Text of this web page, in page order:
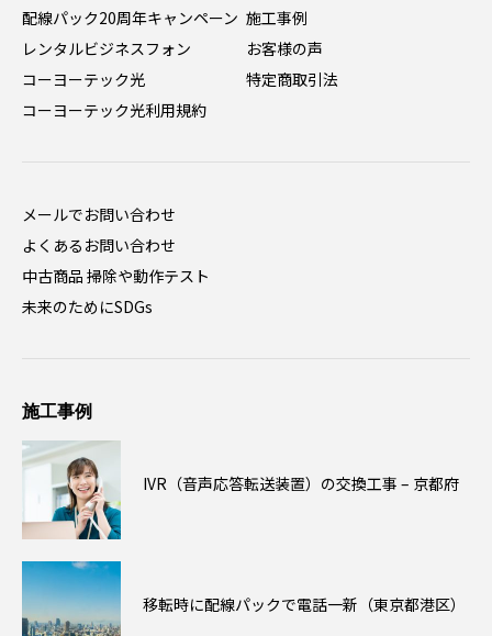
配線パック20周年キャンペーン
レンタルビジネスフォン
コーヨーテック光
コーヨーテック光利用規約
施工事例
お客様の声
特定商取引法
メールでお問い合わせ
よくあるお問い合わせ
中古商品 掃除や動作テスト
未来のためにSDGs
施工事例
IVR（音声応答転送装置）の交換工事 – 京都府
移転時に配線パックで電話一新（東京都港区）